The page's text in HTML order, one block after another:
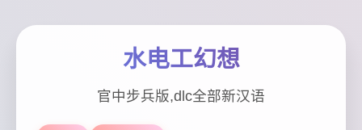
水电工幻想
官中步兵版,dlc全部新汉语